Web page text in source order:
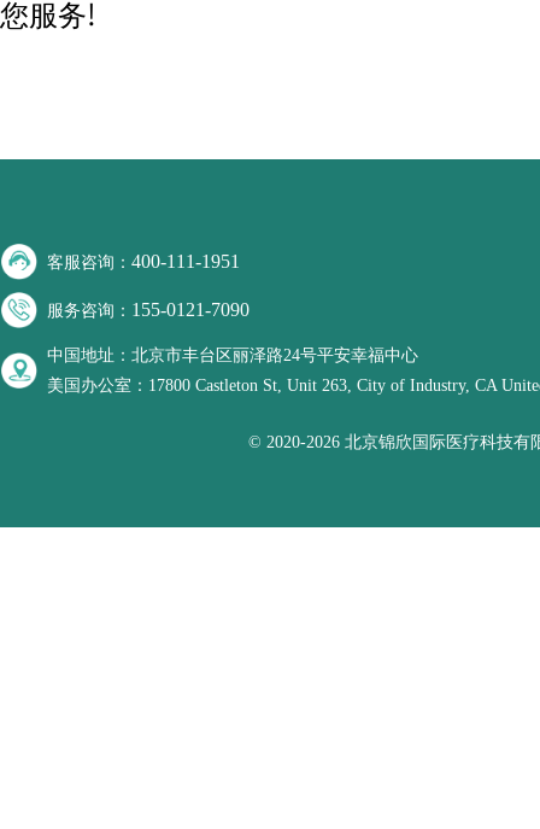
您服务!
客服咨询：400-111-1951
服务咨询： 155-0121-7090
中国地址：北京市丰台区丽泽路24号平安幸福中心
美国办公室：17800 Castleton St, Unit 263, City of Industry, CA
© 2020-2026 北京锦欣国际医疗科